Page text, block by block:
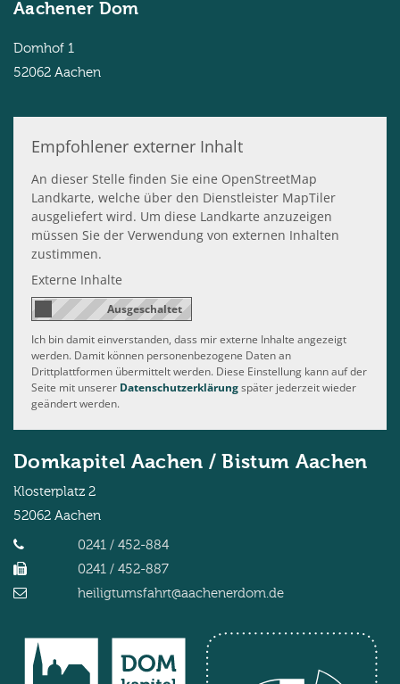
Aachener Dom
Domhof 1
52062 Aachen
Empfohlener externer Inhalt
An dieser Stelle finden Sie eine OpenStreetMap
Landkarte, welche über den Dienstleister MapTiler
ausgeliefert wird. Um diese Landkarte anzuzeigen
müssen Sie der Verwendung von externen Inhalten
zustimmen.
Externe Inhalte
Ich bin damit einverstanden, dass mir externe Inhalte angezeigt
werden. Damit können personenbezogene Daten an
Drittplattformen übermittelt werden. Diese Einstellung kann auf der
Seite mit unserer Datenschutzerklärungspäter jederzeit wieder
geändert werden.
Domkapitel Aachen / Bistum Aachen
Klosterplatz 2
52062 Aachen
0241 / 452-884
0241 / 452-887
heiligtumsfahrt@aachenerdom.de